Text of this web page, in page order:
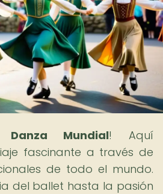
Danza Mundial! Aquí
fascinante a través de
de todo el mundo.
del ballet hasta la pasión